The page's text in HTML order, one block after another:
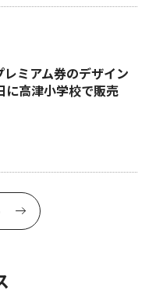
ミアム券のデザイン
に高津小学校で販売